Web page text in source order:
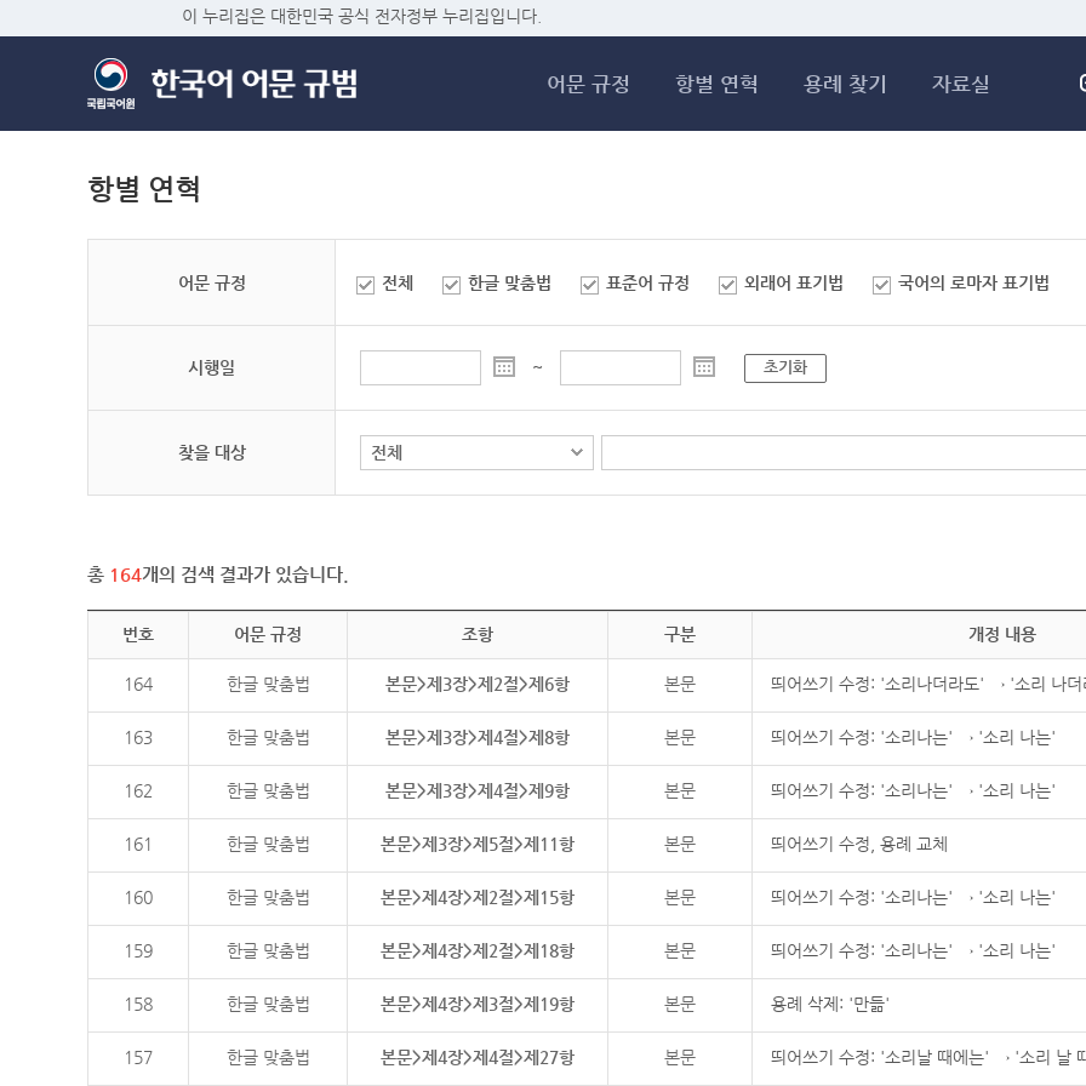
이 누리집은 대한민국 공식 전자정부 누리집입니다.
어문 규정 항별 연혁 용례 찾기 자료실
항별 연혁
어문 규정 전체 한글 맞춤법 표준어 규정 외래어 표기법 국어의 로마자 표기법
시행일 ~ 초기화
찾을 대상
총 164개의 검색 결과가 있습니다.
번호 어문 규정 조항 구분 개정 내용
164 한글 맞춤법 본문>제3장>제2절>제6항 본문 띄어쓰기 수정: '소리나더라도' → '소리 나더
163 한글 맞춤법 본문>제3장>제4절>제8항 본문 띄어쓰기 수정: '소리나는' → '소리 나는'
162 한글 맞춤법 본문>제3장>제4절>제9항 본문 띄어쓰기 수정: '소리나는' → '소리 나는'
161 한글 맞춤법 본문>제3장>제5절>제11항 본문 띄어쓰기 수정, 용례 교체
160 한글 맞춤법 본문>제4장>제2절>제15항 본문 띄어쓰기 수정: '소리나는' → '소리 나는'
159 한글 맞춤법 본문>제4장>제2절>제18항 본문 띄어쓰기 수정: '소리나는' → '소리 나는'
158 한글 맞춤법 본문>제4장>제3절>제19항 본문 용례 삭제: '만듦'
157 한글 맞춤법 본문>제4장>제4절>제27항 본문 띄어쓰기 수정: '소리날 때에는' → '소리 날